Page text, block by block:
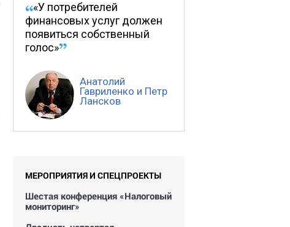
«У потребителей
финансовых услуг должен
появиться собственный
голос»
Анатолий
Гавриленко и Петр
Лансков
МЕРОПРИЯТИЯ И СПЕЦПРОЕКТЫ
Шестая конференция «Налоговый
мониторинг»